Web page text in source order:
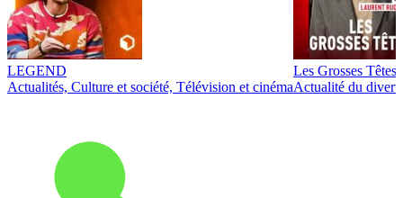
LEGEND
Actualités, Culture et société, Télévision et cinéma
Les Grosses Têtes
Actualité du